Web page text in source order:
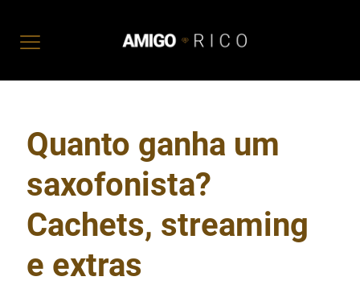
Quanto ganha um
saxofonista?
Cachets, streaming
e extras